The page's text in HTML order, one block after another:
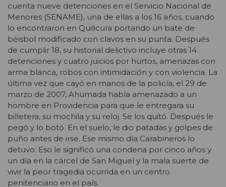
cuenta nueve detenciones en el Servicio Nacional de
Menores (SENAME), una de ellas a los 16 años, cuando
lo encontraron en Quilicura portando un bate de
béisbol modificado con clavos en su punta. Después
de cumplir 18, su historial delictivo incluye otras 14
detenciones y cuatro juicios por hurtos, amenazas con
arma blanca, robos con intimidación y con violencia. La
última vez que cayó en manos de la policía, el 29 de
marzo de 2007, Ahumada había amenazado a un
hombre en Providencia para que le entregara su
billetera, su mochila y su reloj. Se los quitó. Después le
pegó y lo botó. En el suelo, le dio patadas y golpes de
puño antes de irse. Ese mismo día Carabineros lo
detuvo. Eso le significó una condena por cinco años y
un día en la cárcel de San Miguel y la mala suerte de
vivir la peor tragedia ocurrida en un centro
penitenciario en el país.